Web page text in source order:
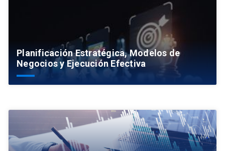
Planificación Estratégica, Modelos de
Negocios y Ejecución Efectiva